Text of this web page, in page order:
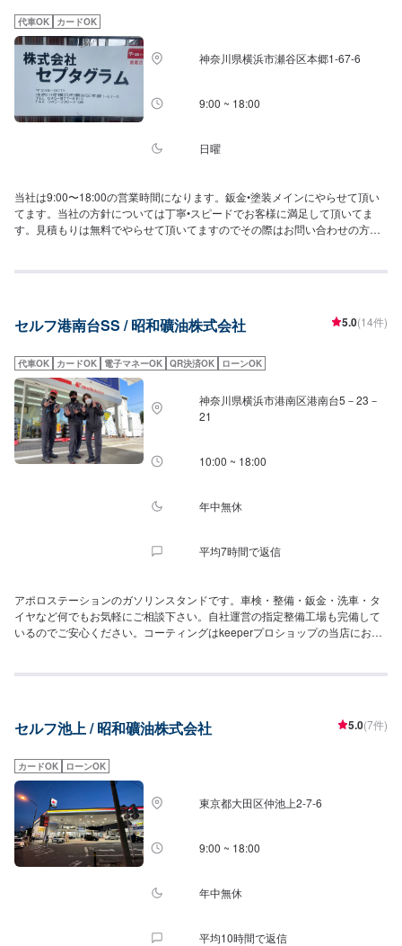
けでなく、整備や修理の際もお客さまのお車を受け入れる体制が整っており
ます。ご予約・ご来店を心よりお待ちしております。※違法改造車は整備をお
断りしております。予めご了承ください。
代車OK カードOK
神奈川県横浜市瀬谷区本郷1-67-6
9:00 ~ 18:00
日曜
当社は9:00〜18:00の営業時間になります。鈑金•塗装メインにやらせて頂い
てます。当社の方針については丁寧•スピードでお客様に満足して頂いてま
す。見積もりは無料でやらせて頂いてますのでその際はお問い合わせの方よ
セルフ港南台SS / 昭和礦油株式会社 5.0(14件)
代車OK カードOK 電子マネーOK QR決済OK ローンOK
神奈川県横浜市港南区港南台5－23－
21
10:00 ~ 18:00
年中無休
平均7時間で返信
アポロステーションのガソリンスタンドです。車検・整備・鈑金・洗車・タ
イヤなど何でもお気軽にご相談下さい。自社運営の指定整備工場も完備して
いるのでご安心ください。コーティングはkeeperプロショップの当店にお任
セルフ池上 / 昭和礦油株式会社 5.0(7件)
カードOK ローンOK
東京都大田区仲池上2-7-6
9:00 ~ 18:00
年中無休
平均10時間で返信